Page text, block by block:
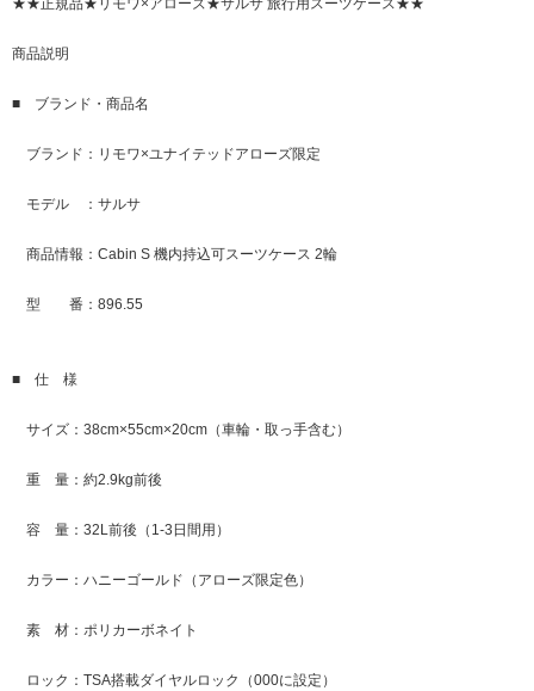
★★正規品★リモワ×アローズ★サルサ 旅行用スーツケース★★
商品説明
■ ブランド・商品名
ブランド：リモワ×ユナイテッドアローズ限定
モデル ：サルサ
商品情報：Cabin S 機内持込可スーツケース 2輪
型 番：896.55
■ 仕 様
サイズ：38cm×55cm×20cm（車輪・取っ手含む）
重 量：約2.9kg前後
容 量：32L前後（1-3日間用）
カラー：ハニーゴールド（アローズ限定色）
素 材：ポリカーボネイト
ロック：TSA搭載ダイヤルロック（000に設定）